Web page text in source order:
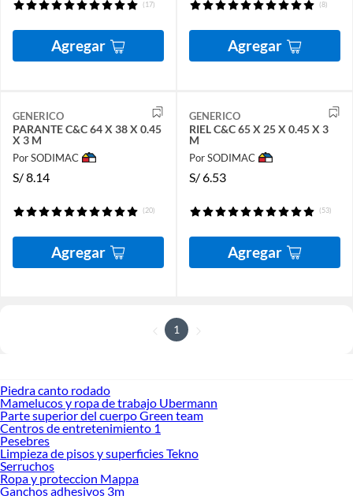
(17)
Agregar
(8)
Agregar
GENERICO
PARANTE C&C 64 X 38 X 0.45
X 3 M
Por SODIMAC
S/8.14
(20)
Agregar
GENERICO
RIEL C&C 65 X 25 X 0.45 X 3
M
Por SODIMAC
S/6.53
(53)
Agregar
1
Piedra canto rodado
Mamelucos y ropa de trabajo Ubermann
Parte superior del cuerpo Green team
Centros de entretenimiento 1
Pesebres
Limpieza de pisos y superficies Tekno
Serruchos
Ropa y proteccion Mappa
Ganchos adhesivos 3m